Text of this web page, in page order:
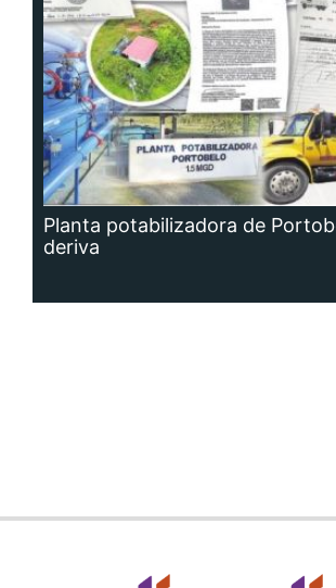
Planta potabilizadora de
deriva